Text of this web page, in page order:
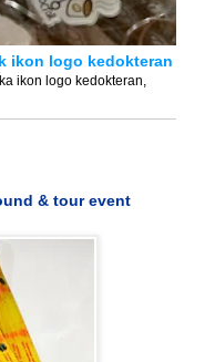
ikon logo kedokteran
ikon logo kedokteran,
& tour event